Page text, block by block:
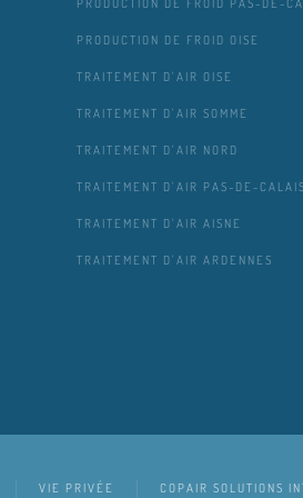
PRODUCTION DE FROID PAS-DE-
PRODUCTION DE FROID OISE
TRAITEMENT D'AIR OISE
TRAITEMENT D'AIR SOMME
TRAITEMENT D'AIR NORD
TRAITEMENT D'AIR PAS-DE-CALAIS
TRAITEMENT D'AIR AISNE
TRAITEMENT D'AIR ARDENNES
VIE PRIVÉE COPAIR SOLUTIONS